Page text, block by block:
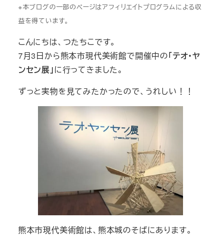
※本ブログの一部のページはアフィリエイトプログラムによる収
益を得ています。
こんにちは、つたちこです。
7月3日から熊本市現代美術館で開催中の「テオ・ヤ
ンセン展」に行ってきました。
ずっと実物を見てみたかったので、うれしい！！
熊本市現代美術館は、熊本城のそばにあります。